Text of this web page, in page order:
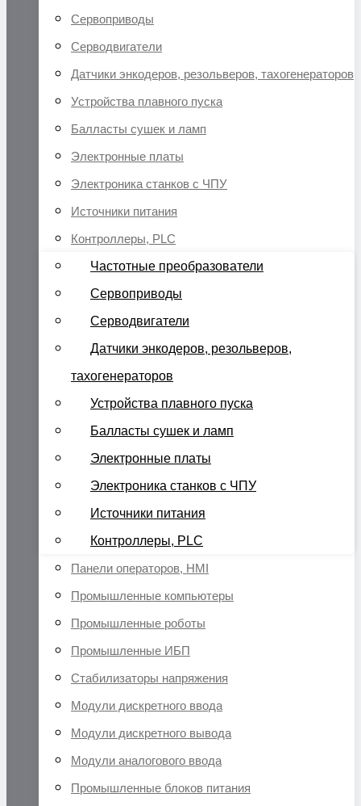
Сервоприводы
Серводвигатели
Датчики энкодеров, резольверов, тахогенераторов
Устройства плавного пуска
Балласты сушек и ламп
Электронные платы
Электроника станков с ЧПУ
Источники питания
Контроллеры, PLC
Частотные преобразователи
Сервоприводы
Серводвигатели
Датчики энкодеров, резольверов,
тахогенераторов
Устройства плавного пуска
Балласты сушек и ламп
Электронные платы
Электроника станков с ЧПУ
Источники питания
Контроллеры, PLC
Панели операторов, HMI
Промышленные компьютеры
Промышленные роботы
Промышленные ИБП
Стабилизаторы напряжения
Модули дискретного ввода
Модули дискретного вывода
Модули аналогового ввода
Промышленные блоков питания